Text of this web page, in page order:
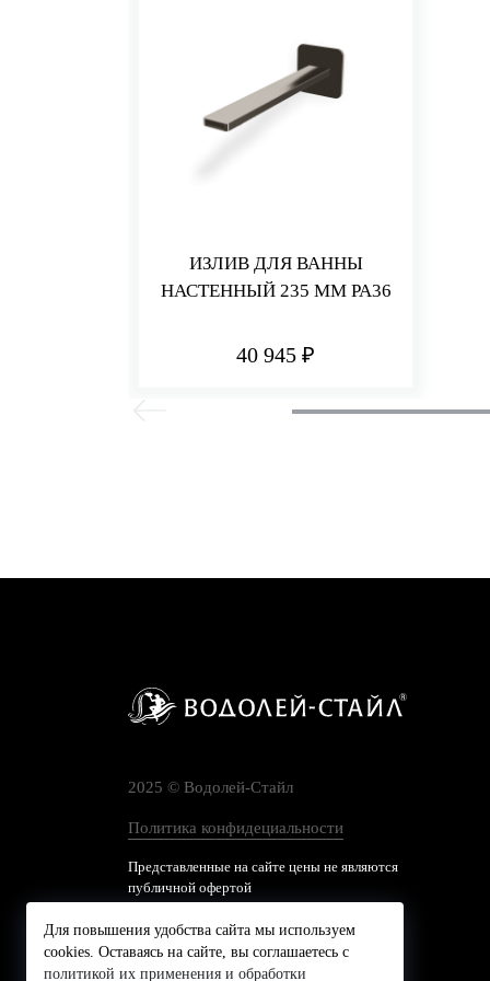
ИЗЛИВ ДЛЯ ВАННЫ
НАСТЕННЫЙ 235 ММ PA36
40 945 ₽
2025 © Водолей-Cтайл
Политика конфидециальности
Представленные на сайте цены не являются
публичной офертой
Для повышения удобства сайта мы используем
cookies. Оставаясь на сайте, вы соглашаетесь с
политикой их применения и обработки